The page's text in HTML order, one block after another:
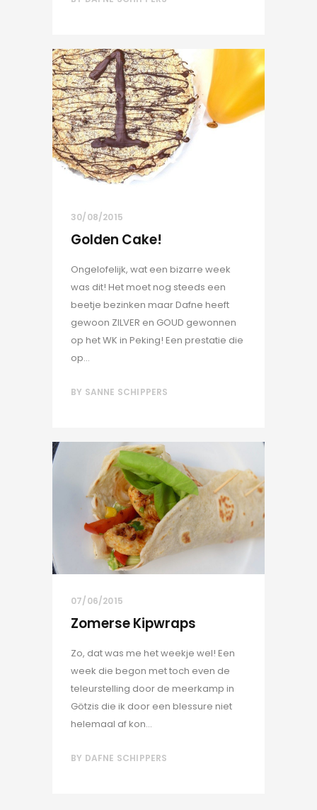
30/08/2015
Golden Cake!
Ongelofelijk, wat een bizarre week
was dit! Het moet nog steeds een
beetje bezinken maar Dafne heeft
gewoon ZILVER en GOUD gewonnen
op het WK in Peking! Een prestatie die
op...
BY SANNE SCHIPPERS
07/06/2015
Zomerse Kipwraps
Zo, dat was me het weekje wel! Een
week die begon met toch even de
teleurstelling door de meerkamp in
Götzis die ik door een blessure niet
helemaal af kon...
BY DAFNE SCHIPPERS